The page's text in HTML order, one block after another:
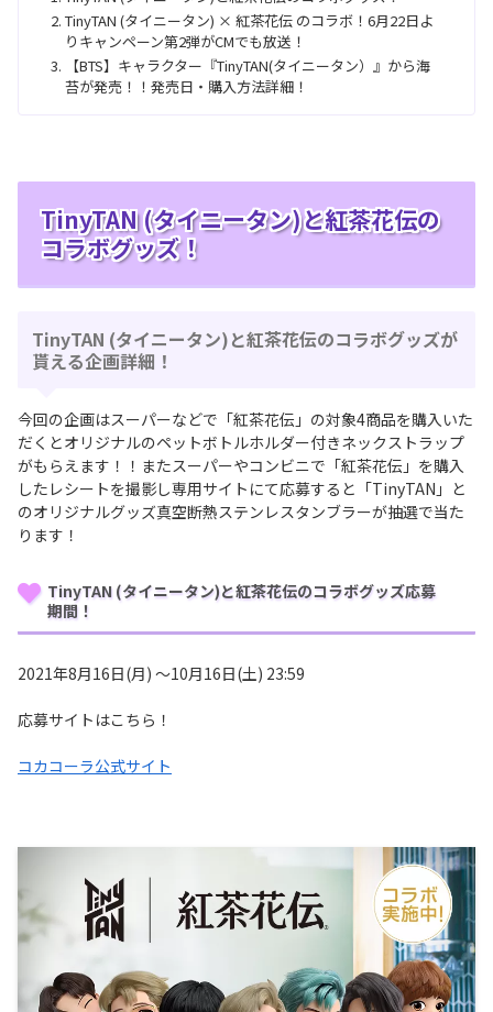
TinyTAN (タイニータン) × 紅茶花伝 のコラボ！6月22日よ
りキャンペーン第2弾がCMでも放送！
【BTS】キャラクター『TinyTAN(タイニータン）』から海
苔が発売！！発売日・購入方法詳細！
TinyTAN (タイニータン)と紅茶花伝の
コラボグッズ！
TinyTAN (タイニータン)と紅茶花伝のコラボグッズが
貰える企画詳細！
今回の企画はスーパーなどで「紅茶花伝」の対象4商品を購入いた
だくとオリジナルのペットボトルホルダー付きネックストラップ
がもらえます！！またスーパーやコンビニで「紅茶花伝」を購入
したレシートを撮影し専用サイトにて応募すると「TinyTAN」と
のオリジナルグッズ真空断熱ステンレスタンブラーが抽選で当た
ります！
TinyTAN (タイニータン)と紅茶花伝のコラボグッズ応募
期間！
2021年8月16日(月) 〜10月16日(土) 23:59
応募サイトはこちら！
コカコーラ公式サイト